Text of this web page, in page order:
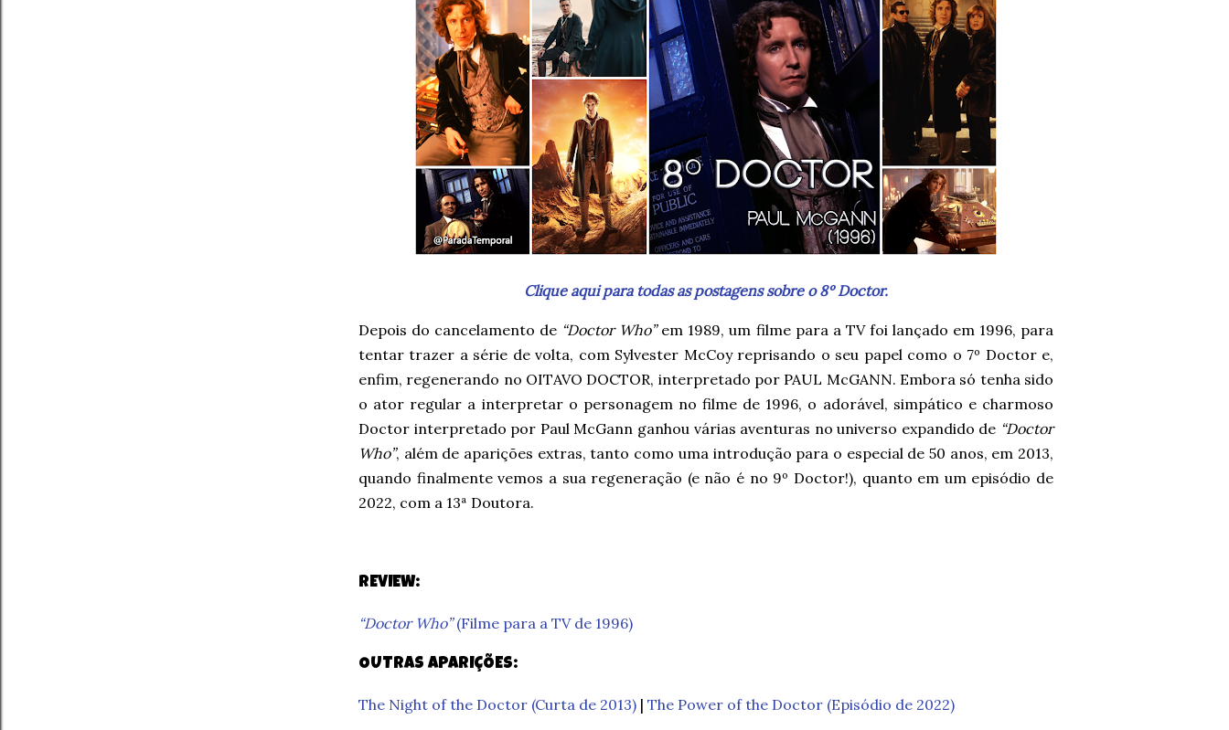
Clique aqui para todas as postagens sobre o 8º Doctor.
Depois do cancelamento de “Doctor Who”em 1989, um filme para a TV foi lançado em 1996, para
tentar trazer a série de volta, com Sylvester McCoy reprisando o seu papel como o 7º Doctor e,
enfim, regenerando no OITAVO DOCTOR, interpretado por PAUL McGANN. Embora só tenha sido
o ator regular a interpretar o personagem no filme de 1996, o adorável, simpático e charmoso
Doctor interpretado por Paul McGann ganhou várias aventuras no universo expandido de “Doctor
Who”, além de aparições extras, tanto como uma introdução para o especial de 50 anos, em 2013,
quando finalmente vemos a sua regeneração (e não é no 9º Doctor!), quanto em um episódio de
2022, com a 13ª Doutora.
REVIEW:
“Doctor Who”(Filme para a TV de 1996)
OUTRAS APARIÇÕES:
The Night of the Doctor (Curta de 2013) | The Power of the Doctor (Episódio de 2022)